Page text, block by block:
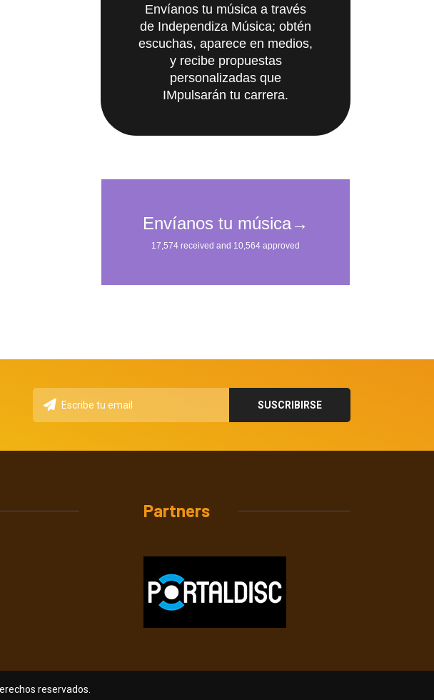
Envíanos tu música a través
de Independiza Música; obtén
escuchas, aparece en medios,
y recibe propuestas
personalizadas que
IMpulsarán tu carrera.
Partners
reservados.